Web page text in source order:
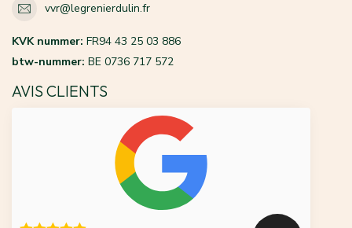
vvr@legrenierdulin.fr
KVK nummer: FR94 43 25 03 886
btw-nummer: BE 0736 717 572
AVIS CLIENTS